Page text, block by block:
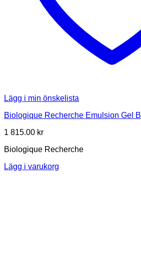
Lägg i min önskelista
Biologique Recherche Emulsion Gel
1 815.00 kr
Biologique Recherche
Lägg i varukorg